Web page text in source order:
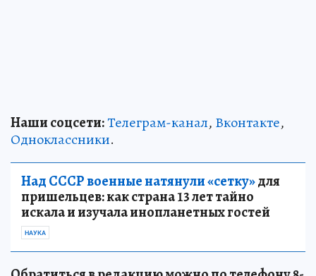
Наши соцсети:Телеграм-канал, Вконтакте,
Одноклассники.
Над СССР военные натянули «сетку»для
пришельцев: как страна 13 лет тайно
искала и изучала инопланетных гостей
НАУКА